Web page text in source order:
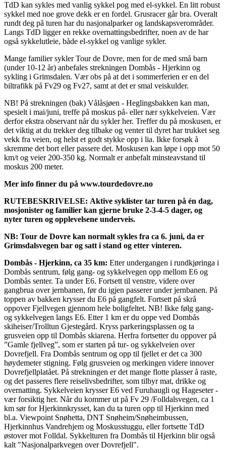
TdD kan sykles med vanlig sykkel pog med el-sykkel. En litt robust
sykkel med noe grove dekk er en fordel. Grusracer går bra. Overalt
rundt deg på turen har du nasjonalparker og landskapsverområder.
Langs TdD ligger en rekke overnattingsbedrifter, noen av de har
også sykkelutleie, både el-sykkel og vanlige sykler.
Mange familier sykler Tour de Dovre, men for de med små barn
(under 10-12 år) anbefales strekningen Dombås - Hjerkinn og
sykling i Grimsdalen. Vær obs på at det i sommerferien er en del
biltrafikk på Fv29 og Fv27, samt at det er smal veiskulder.
NB! På strekningen (bak) Vålåsjøen - Heglingsbakken kan man,
spesielt i mai/juni, treffe på moskus på- eller nær sykkelveien. Vær
derfor ekstra observant når du sykler her. Treffer du på moskusen, er
det viktig at du trekker deg tilbake og venter til dyret har trukket seg
vekk fra veien, og helst et godt stykke opp i lia. Ikke forsøk å
skremme det bort eller passere det. Moskusen kan løpe i opp mot 50
km/t og veier 200-350 kg. Normalt er anbefalt minsteavstand til
moskus 200 meter.
Mer info finner du på www.tourdedovre.no
RUTEBESKRIVELSE: Aktive syklister tar turen på én dag,
mosjonister og familier kan gjerne bruke 2-3-4-5 dager, og
nyter turen og opplevelsene underveis.
NB: Tour de Dovre kan normalt sykles fra ca 6. juni, da er
Grimsdalsvegen bar og satt i stand og etter vinteren.
Dombås - Hjerkinn, ca 35 km: Etter undergangen i rundkjøringa i
Dombås sentrum, følg gang- og sykkelvegen opp mellom E6 og
Dombås senter. Ta under E6. Fortsett til venstre, videre over
gangbrua over jernbanen, før du igjen passerer under jernbanen. På
toppen av bakken krysser du E6 på gangfelt. Fortsett på skrå
oppover Fjellvegen gjennom hele boligfeltet. NB! Ikke følg gang-
og sykkelvegen langs E6. Etter 1 km er du oppe ved Dombås
skiheiser/Trolltun Gjestegård. Kryss parkeringsplassen og ta
grusveien opp til Dombås skiarena. Herfra fortsetter du oppover på
”Gamle fjellveg”, som er starten på tur- og sykkelveien over
Dovrefjell. Fra Dombås sentrum og opp til fjellet er det ca 300
høydemeter stigning. Følg grusveien og merkingen videre innover
Dovrefjellplatået. På strekningen er det mange flotte plasser å raste,
og det passeres flere reiselivsbedrifter, som tilbyr mat, drikke og
overnatting. Sykkelveien krysser E6 ved Furuhaugli og Hageseter -
vær forsiktig her. Når du kommer ut på Fv 29 /Folldalsvegen, ca 1
km sør for Hjerkinnkrysset, kan du ta turen opp til Hjerkinn med
bl.a. Viewpoint Snøhetta, DNT Snøheim/Snøheimbussen,
Hjerkinnhus Vandrehjem og Moskusstuggu, eller fortsette TdD
østover mot Folldal. Sykkelturen fra Dombås til Hjerkinn blir også
kalt "Nasjonalparkvegen over Dovrefjell".